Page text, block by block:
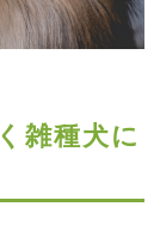
雑種犬に